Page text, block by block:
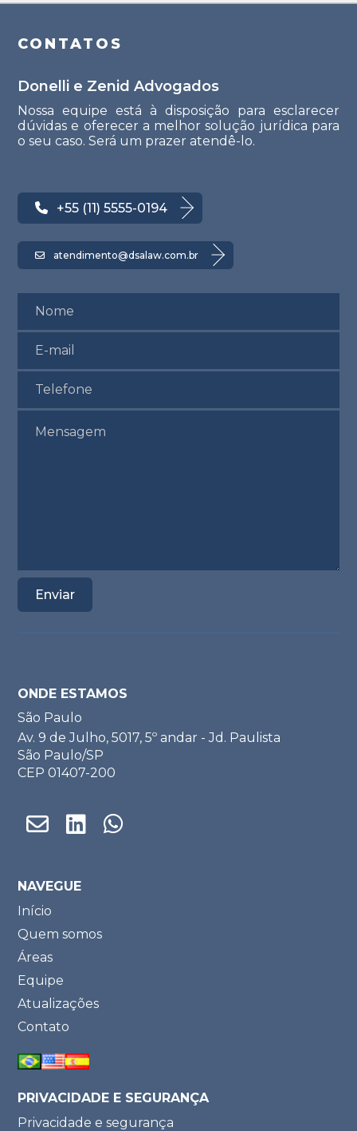
CONTATOS
Donelli e Zenid Advogados
Nossa equipe está à disposição para esclarecer
dúvidas e oferecer a melhor solução jurídica para
o seu caso. Será um prazer atendê-lo.
+55 (11) 5555-0194
atendimento@dsalaw.com.br
ONDE ESTAMOS
São Paulo
Av. 9 de Julho, 5017, 5º andar - Jd. Paulista
São Paulo/SP
CEP 01407-200
NAVEGUE
Início
Quem somos
Áreas
Equipe
Atualizações
Contato
PRIVACIDADE E SEGURANÇA
Privacidade e segurança